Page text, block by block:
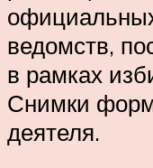
ведомств,
в рамках
Снимки
деятеля.